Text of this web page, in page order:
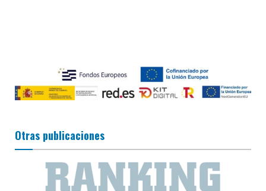
Otras publicaciones